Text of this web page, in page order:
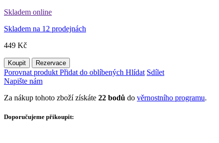
Skladem online
Skladem na 12 prodejnách
449 Kč
Koupit Rezervace
Porovnat produkt Přidat do oblíbených Hlídat Sdílet
Napište nám
Za nákup tohoto zboží získáte 22 bodů do věrnostního programu.
Doporučujeme přikoupit: